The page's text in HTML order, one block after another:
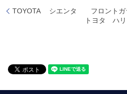
TOYOTA シエンタ フロントガ
トヨタ ハ